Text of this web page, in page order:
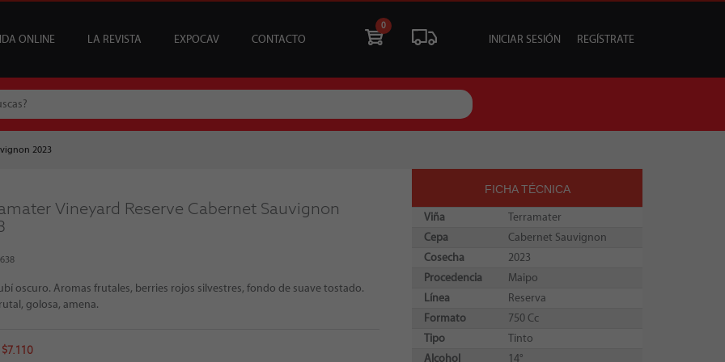
ONLINE
TU EVENTO
LA REVISTA EXPOCAV CONTACTO
0
INICIAR SESIÓN REGÍSTRATE
2023
Vineyard Reserve Cabernet Sauvignon
oscuro. Aromas frutales, berries rojos silvestres, fondo de suave tostado.
golosa, amena.
FICHA TÉCNICA
Viña
Terramater
Cepa
Cabernet Sauvignon
Cosecha
2023
Procedencia
Maipo
Línea
Reserva
Formato
750 Cc
Tipo
Tinto
Alcohol
14°